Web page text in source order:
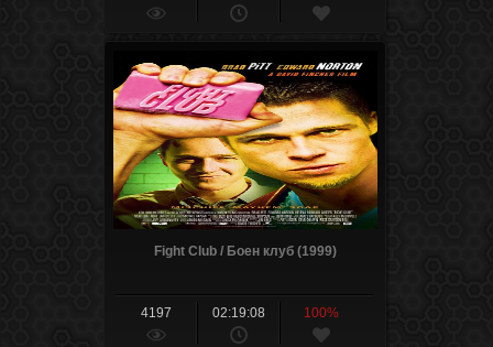
Fight Club / Боен клуб (1999)
4197 02:19:08 100%